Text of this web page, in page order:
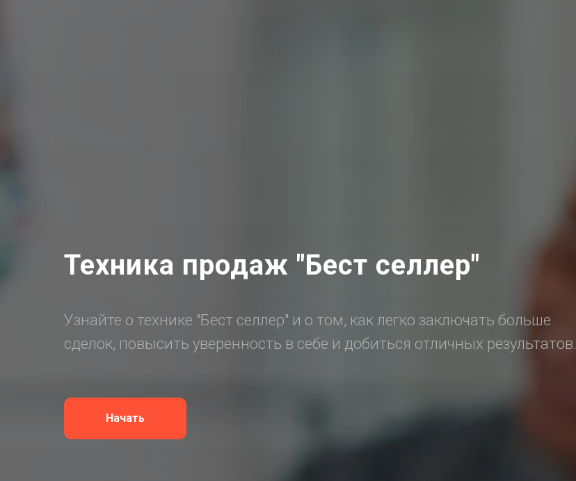
Техника продаж "Бест селлер"
Узнайте о технике "Бест селлер" и о том, как легко заключать больше
сделок, повысить уверенность в себе и добиться отличных результатов.
Начать